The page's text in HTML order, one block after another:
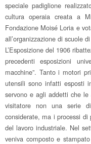
speciale padiglione
cultura operaia creata a
Fondazione Moisé Loria e
all’organizzazione di scuole
L’Esposizione del 1906
precedenti esposizioni
macchine”. Tanto i motori
utensili sono infatti esposti
servono e agli addetti che
visitatore non una serie
considerate, ma i processi di
del lavoro industriale. Nel
veniva composto e